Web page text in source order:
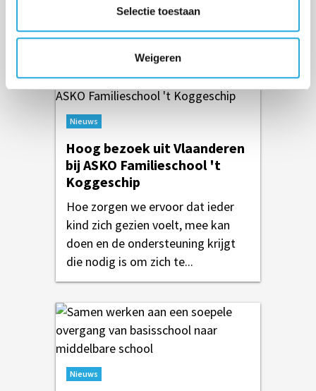
Selectie toestaan
Weigeren
Meer berichten in Nieuws
Nieuws
Hoog bezoek uit Vlaanderen
bij ASKO Familieschool 't
Koggeschip
Hoe zorgen we ervoor dat ieder
kind zich gezien voelt, mee kan
doen en de ondersteuning krijgt
die nodig is om zich te...
Nieuws